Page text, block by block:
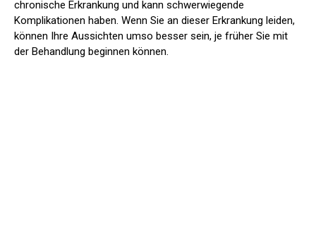
chronische Erkrankung und kann schwerwiegende
Komplikationen haben. Wenn Sie an dieser Erkrankung leiden,
können Ihre Aussichten umso besser sein, je früher Sie mit
der Behandlung beginnen können.